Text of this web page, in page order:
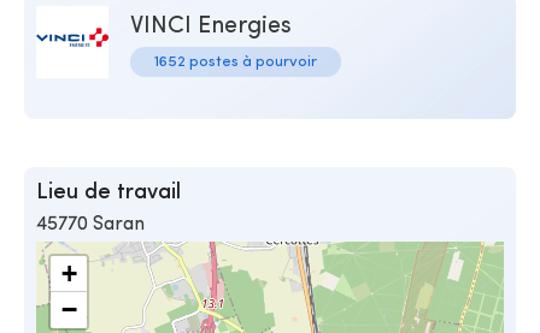
VINCI Energies
1652 postes à pourvoir
Lieu de travail
45770 Saran
+
−